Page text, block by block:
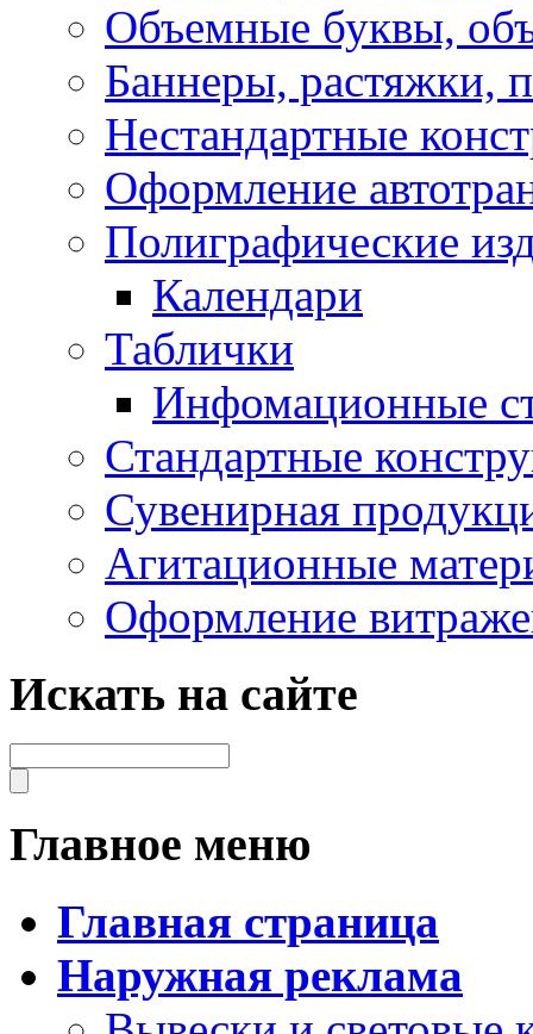
Объемные буквы,
Баннеры, растяжки,
Нестандартные
Оформление
Полиграфические
Календари
Таблички
Инфомационные
Стандартные
Сувенирная
Агитационные
Оформление
Искать на сайте
Главное меню
Главная страница
Наружная реклама